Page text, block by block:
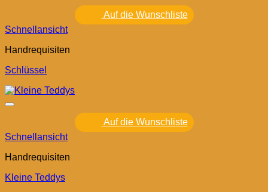
Auf die Wunschliste
Schnellansicht
Handrequisiten
Schlüssel
Auf die Wunschliste
Schnellansicht
Handrequisiten
Kleine Teddys